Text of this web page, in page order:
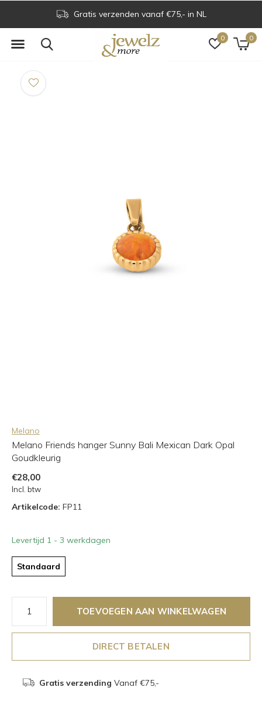
0 0
Gratis verzenden vanaf €75,- in NL
Melano
Melano Friends hanger Sunny Bali Mexican Dark Opal
Goudkleurig
€28,00
Incl. btw
Artikelcode: FP11
Levertijd 1 - 3 werkdagen
Standaard
TOEVOEGEN AAN WINKELWAGEN
DIRECT BETALEN
Gratis verzending Vanaf €75,-